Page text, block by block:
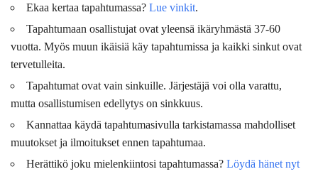
Ekaa kertaa tapahtumassa? Lue vinkit.
Tapahtumaan osallistujat ovat yleensä ikäryhmästä 37-60
vuotta. Myös muun ikäisiä käy tapahtumissa ja kaikki sinkut ovat
tervetulleita.
Tapahtumat ovat vain sinkuille. Järjestäjä voi olla varattu,
mutta osallistumisen edellytys on sinkkuus.
Kannattaa käydä tapahtumasivulla tarkistamassa mahdolliset
muutokset ja ilmoitukset ennen tapahtumaa.
Herättikö joku mielenkiintosi tapahtumassa? Löydä hänet nyt